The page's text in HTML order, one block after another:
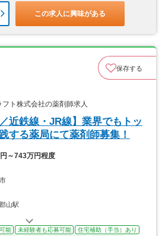
この求人に興味がある
保存する
ト株式会社の薬剤師求人
近鉄線・JR線】業界でもトッ
する薬局にて薬剤師募集！
～743万円程度
山駅
能 未経験者も応募可能
住宅補助（手当）あり